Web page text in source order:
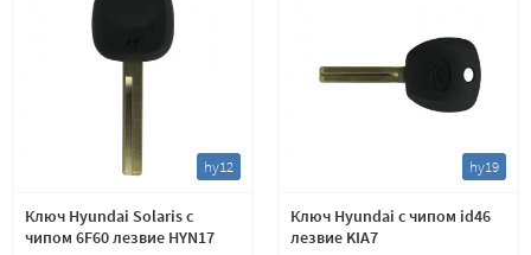
hy12
Ключ Hyundai Solaris с
чипом 6F60 лезвие HYN17
hy19
Ключ Hyundai с чипом id46
лезвие KIA7